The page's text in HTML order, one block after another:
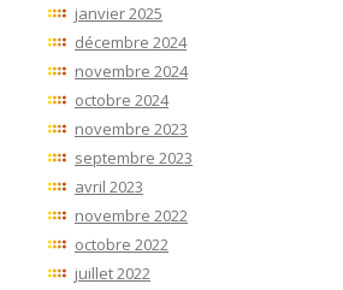
janvier 2025
décembre 2024
novembre 2024
octobre 2024
novembre 2023
septembre 2023
avril 2023
novembre 2022
octobre 2022
juillet 2022